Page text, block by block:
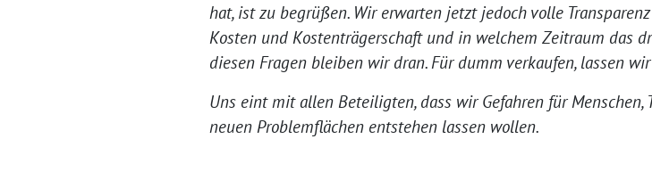
hat, ist zu begrüßen. Wir erwarten jetzt jedoch volle
Kosten und Kostenträgerschaft und in welchem Zeitraum das
diesen Fragen bleiben wir dran. Für dumm verkaufen, lassen
Uns eint mit allen Beteiligten, dass wir Gefahren für
neuen Problemflächen entstehen lassen wollen.